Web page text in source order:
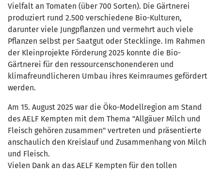
Vielfalt an Tomaten (über 700 Sorten). Die Gärtnerei
produziert rund 2.500 verschiedene Bio-Kulturen,
darunter viele Jungpflanzen und vermehrt auch viele
Pflanzen selbst per Saatgut oder Stecklinge. Im Rahmen
der Kleinprojekte Förderung 2025 konnte die Bio-
Gärtnerei für den ressourcenschonenderen und
klimafreundlicheren Umbau ihres Keimraumes gefördert
werden.
Am 15. August 2025 war die Öko-Modellregion am Stand
des AELF Kempten mit dem Thema "Allgäuer Milch und
Fleisch gehören zusammen" vertreten und präsentierte
anschaulich den Kreislauf und Zusammenhang von Milch
und Fleisch.
Vielen Dank an das AELF Kempten für den tollen